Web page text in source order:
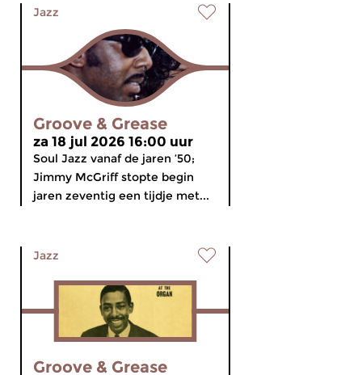
Jazz
Groove & Grease
za 18 jul 2026 16:00 uur
Soul Jazz vanaf de jaren ’50;
Jimmy McGriff stopte begin
jaren zeventig een tijdje met...
Jazz
Groove & Grease